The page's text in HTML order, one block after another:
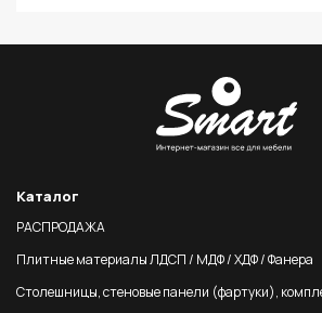
Каталог
РАСПРОДАЖА
Плитные материалы ЛДСП / МДФ / ХДФ / Фанера
Столешницы, стеновые панели (фартуки),